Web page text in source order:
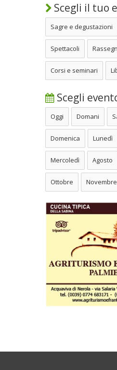
Scegli il tuo
Sagre e degustazioni
Spettacoli
Corsi e seminari
Scegli
Oggi Domani
Domenica Lunedì
Mercoledì Agosto
Ottobre Novembre